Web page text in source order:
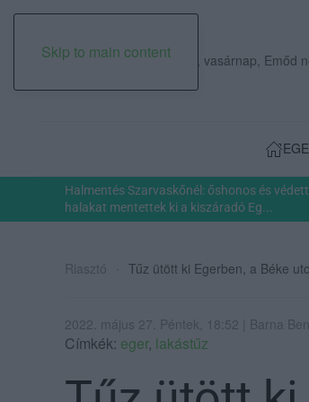
Skip to main content
2026. augusztus 09., vasárnap, Emőd
Halmentés Szarvaskőnél: őshonos és védett
halakat mentettek ki a kiszáradó Eg...
Riasztó Tűz ütött ki Egerben, a Béke
2022. május 27. Péntek, 18:52 | Barna
Címkék: eger, lakástűz